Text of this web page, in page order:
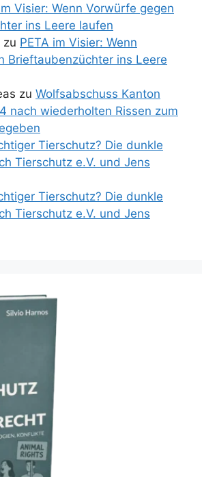
Visier: Wenn Vorwürfe gegen
ins Leere laufen
zu PETA im Visier: Wenn
Brieftaubenzüchter ins Leere
zu Wolfsabschuss Kanton
nach wiederholten Rissen zum
Tierschutz? Die dunkle
Tierschutz e.V. und Jens
Tierschutz? Die dunkle
Tierschutz e.V. und Jens